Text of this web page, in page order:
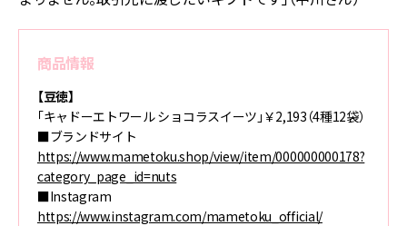
商品情報
【豆徳】
「キャドーエトワール ショコラスイーツ」￥2,193（4種12袋）
■ブランドサイト
https://www.mametoku.shop/view/item/000000000178?
category_page_id=nuts
■Instagram
https://www.instagram.com/mametoku_official/